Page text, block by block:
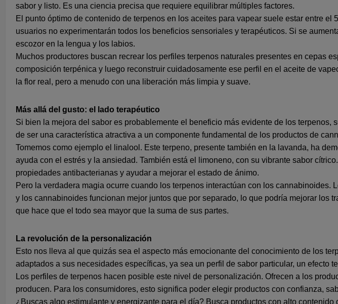
sabor y listo. Es una ciencia precisa que requiere equilibrar múltiples factores.
El punto óptimo de contenido de terpenos en los aceites para vapear suele estar entre
usuarios no experimentarán todos los beneficios sensoriales y terapéuticos. Si se
escozor en la lengua y los labios.
Muchos productores buscan recrear los perfiles terpenos naturales presentes en cepas
composición terpénica y luego reconstruir cuidadosamente ese perfil en el aceite de
la flor real, pero a menudo con una liberación más limpia y suave.
Más allá del gusto: el lado terapéutico
Si bien la mejora del sabor es probablemente el beneficio más evidente de los
de ser una característica atractiva a un componente fundamental de los productos de
Tomemos como ejemplo el linalool. Este terpeno, presente también en la lavanda, ha
ayuda con el estrés y la ansiedad. También está el limoneno, con su vibrante sabor
propiedades antibacterianas y ayudar a mejorar el estado de ánimo.
Pero la verdadera magia ocurre cuando los terpenos interactúan con los
y los cannabinoides funcionan mejor juntos que por separado, lo que podría mejorar los
que hace que el todo sea mayor que la suma de sus partes.
La revolución de la personalización
Esto nos lleva al que quizás sea el aspecto más emocionante del conocimiento de los
adaptados a sus necesidades específicas, ya sea un perfil de sabor particular, un efecto
Los perfiles de terpenos hacen posible este nivel de personalización. Ofrecen a los
producen. Para los consumidores, esto significa poder elegir productos con confianza,
¿Buscas algo estimulante y energizante para el día? Busca productos con alto